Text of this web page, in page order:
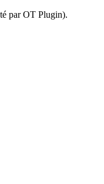
par OT Plugin).